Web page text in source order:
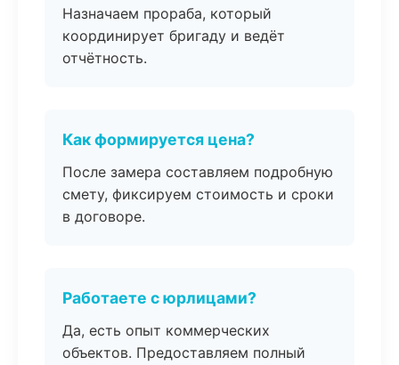
Назначаем прораба, который
координирует бригаду и ведёт
отчётность.
Как формируется цена?
После замера составляем подробную
смету, фиксируем стоимость и сроки
в договоре.
Работаете с юрлицами?
Да, есть опыт коммерческих
объектов. Предоставляем полный